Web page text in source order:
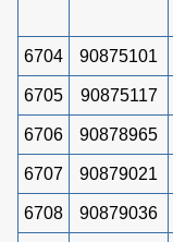
6704 90875101
6705 90875117
6706 90878965
6707 90879021
6708 90879036